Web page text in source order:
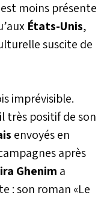
moins présente
États-Unis,
suscite de
imprévisible.
très positif de son
envoyés en
après
Ghenim a
: son roman «Le